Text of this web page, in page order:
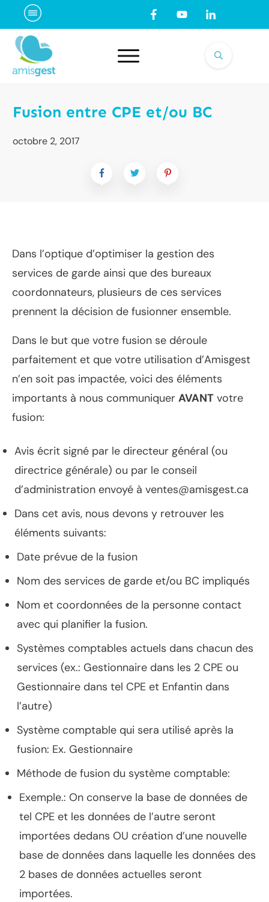
Fusion entre CPE et/ou BC
octobre 2, 2017
Dans l’optique d’optimiser la gestion des
services de garde ainsi que des bureaux
coordonnateurs, plusieurs de ces services
prennent la décision de fusionner ensemble.
Dans le but que votre fusion se déroule
parfaitement et que votre utilisation d’Amisgest
n’en soit pas impactée, voici des éléments
importants à nous communiquer AVANT votre
fusion:
Avis écrit signé par le directeur général (ou
directrice générale) ou par le conseil
d’administration envoyé à ventes@amisgest.ca
Dans cet avis, nous devons y retrouver les
éléments suivants:
Date prévue de la fusion
Nom des services de garde et/ou BC impliqués
Nom et coordonnées de la personne contact
avec qui planifier la fusion.
Systèmes comptables actuels dans chacun des
services (ex.: Gestionnaire dans les 2 CPE ou
Gestionnaire dans tel CPE et Enfantin dans
l’autre)
Système comptable qui sera utilisé après la
fusion: Ex. Gestionnaire
Méthode de fusion du système comptable:
Exemple.: On conserve la base de données de
tel CPE et les données de l’autre seront
importées dedans OU création d’une nouvelle
base de données dans laquelle les données des
2 bases de données actuelles seront
importées.